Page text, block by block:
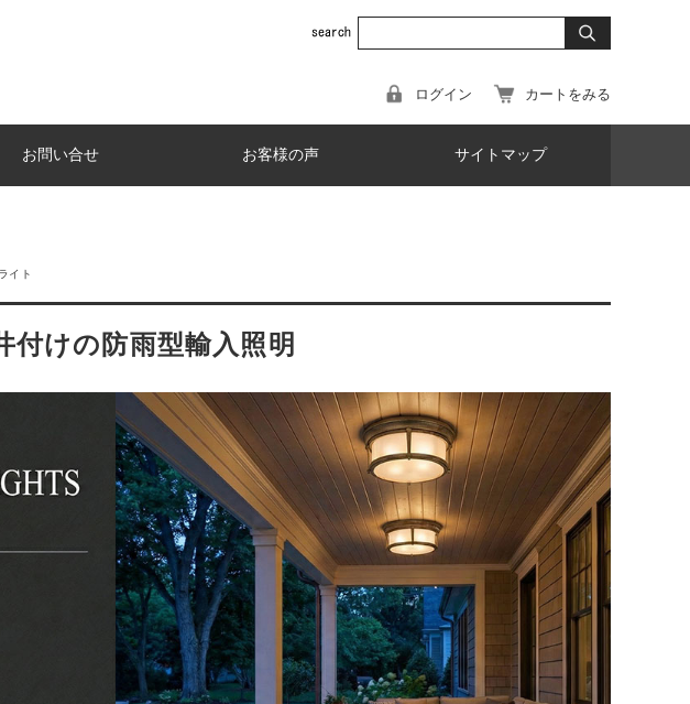
ログイン カートをみる
お問い合せ お客様の声 サイトマップ
イト
付けの防雨型輸入照明